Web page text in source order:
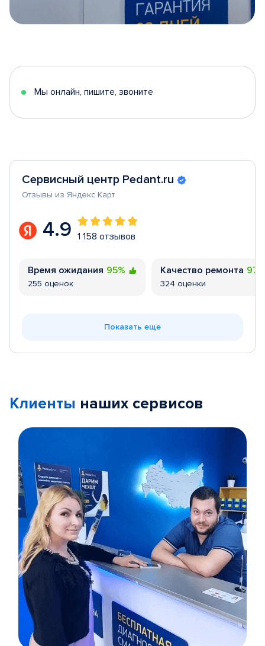
5
Мы онлайн, пишите, звоните
Сервисный центр Pedant.ru
Отзывы из Яндекс Карт
4.9 1 158 отзывов
Время ожидания 95%
255 оценок
Качество ремонта
324 оценки
Показать еще
Клиенты наших сервисов